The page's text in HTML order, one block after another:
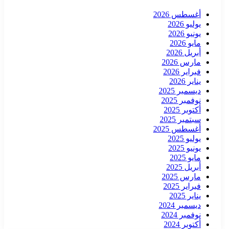
أغسطس 2026
يوليو 2026
يونيو 2026
مايو 2026
أبريل 2026
مارس 2026
فبراير 2026
يناير 2026
ديسمبر 2025
نوفمبر 2025
أكتوبر 2025
سبتمبر 2025
أغسطس 2025
يوليو 2025
يونيو 2025
مايو 2025
أبريل 2025
مارس 2025
فبراير 2025
يناير 2025
ديسمبر 2024
نوفمبر 2024
أكتوبر 2024